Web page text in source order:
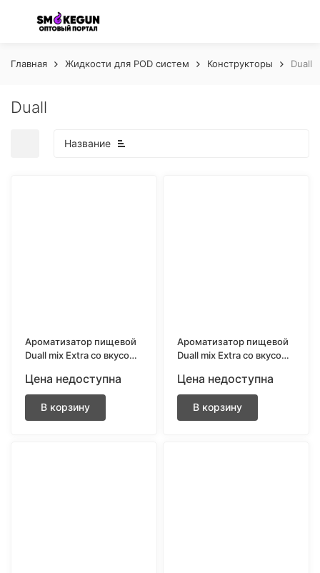
Главная Жидкости для POD систем Конструкторы Duall
Duall
Название
Ароматизатор пищевой
Duall mix Extra со вкусом
Цена недоступна
В корзину
Ароматизатор пищевой
Duall mix Extra со вкусом
мл.
Цена недоступна
В корзину